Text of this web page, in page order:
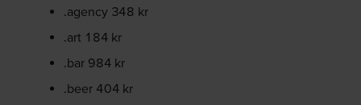
.agency 348 kr
.art 184 kr
.bar 984 kr
.beer 404 kr